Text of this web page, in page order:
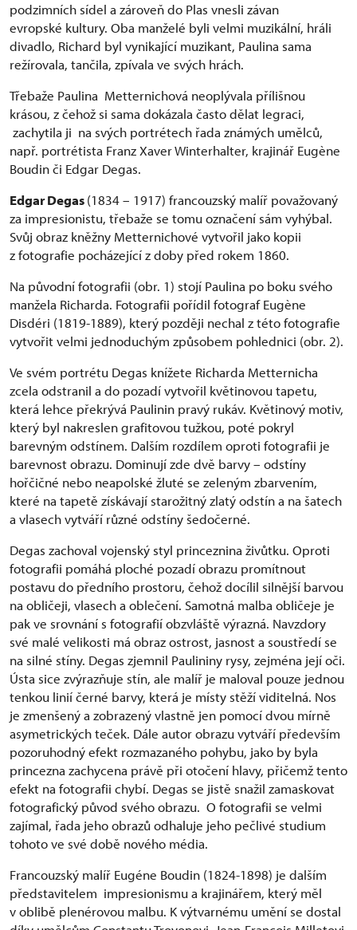
podzimních sídel a zároveň do Plas vnesli závan
evropské kultury. Oba manželé byli velmi muzikální, hráli
divadlo, Richard byl vynikající muzikant, Paulina sama
režírovala, tančila, zpívala ve svých hrách.
Třebaže Paulina Metternichová neoplývala přílišnou
krásou, z čehož si sama dokázala často dělat legraci,
zachytila ji na svých portrétech řada známých umělců,
např. portrétista Franz Xaver Winterhalter, krajinář Eugène
Boudin či Edgar Degas.
Edgar Degas(1834 – 1917) francouzský malíř považovaný
za impresionistu, třebaže se tomu označení sám vyhýbal.
Svůj obraz kněžny Metternichové vytvořil jako kopii
z fotografie pocházející z doby před rokem 1860.
Na původní fotografii (obr. 1) stojí Paulina po boku svého
manžela Richarda. Fotografii pořídil fotograf Eugène
Disdéri (1819-1889), který později nechal z této fotografie
vytvořit velmi jednoduchým způsobem pohlednici (obr. 2).
Ve svém portrétu Degas knížete Richarda Metternicha
zcela odstranil a do pozadí vytvořil květinovou tapetu,
která lehce překrývá Paulinin pravý rukáv. Květinový motiv,
který byl nakreslen grafitovou tužkou, poté pokryl
barevným odstínem. Dalším rozdílem oproti fotografii je
barevnost obrazu. Dominují zde dvě barvy – odstíny
hořčičné nebo neapolské žluté se zeleným zbarvením,
které na tapetě získávají starožitný zlatý odstín a na šatech
a vlasech vytváří různé odstíny šedočerné.
Degas zachoval vojenský styl princeznina živůtku. Oproti
fotografii pomáhá ploché pozadí obrazu promítnout
postavu do předního prostoru, čehož docílil silnější barvou
na obličeji, vlasech a oblečení. Samotná malba obličeje je
pak ve srovnání s fotografií obzvláště výrazná. Navzdory
své malé velikosti má obraz ostrost, jasnost a soustředí se
na silné stíny. Degas zjemnil Paulininy rysy, zejména její oči.
Ústa sice zvýrazňuje stín, ale malíř je maloval pouze jednou
tenkou linií černé barvy, která je místy stěží viditelná. Nos
je zmenšený a zobrazený vlastně jen pomocí dvou mírně
asymetrických teček. Dále autor obrazu vytváří především
pozoruhodný efekt rozmazaného pohybu, jako by byla
princezna zachycena právě při otočení hlavy, přičemž tento
efekt na fotografii chybí. Degas se jistě snažil zamaskovat
fotografický původ svého obrazu. O fotografii se velmi
zajímal, řada jeho obrazů odhaluje jeho pečlivé studium
tohoto ve své době nového média.
Francouzský malíř Eugéne Boudin (1824-1898) je dalším
představitelem impresionismu a krajinářem, který měl
v oblibě plenérovou malbu. K výtvarnému umění se dostal